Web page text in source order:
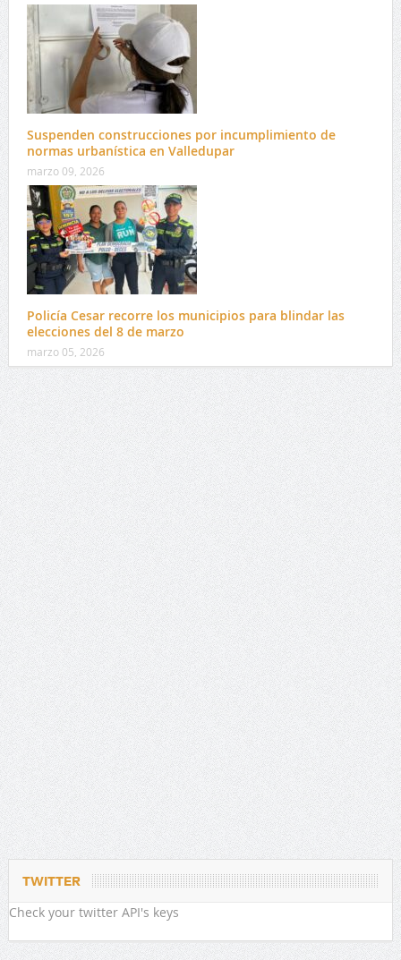
Suspenden construcciones por incumplimiento de
normas urbanística en Valledupar
marzo 09, 2026
Policía Cesar recorre los municipios para blindar las
elecciones del 8 de marzo
marzo 05, 2026
TWITTER
Check your twitter API's keys